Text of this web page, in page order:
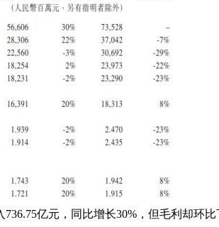
亿元，同比增长30%，但毛利却环